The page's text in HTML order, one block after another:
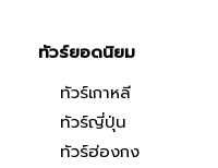
ทัวร์ยอดนิยม
ทัวร์เกาหลี
ทัวร์ญี่ปุ่น
ทัวร์ฮ่องกง